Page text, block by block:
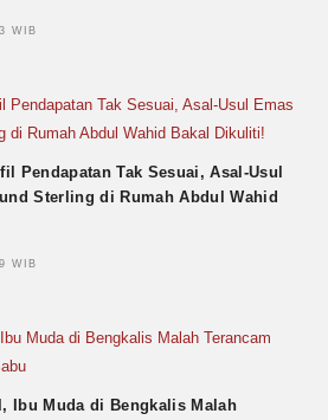
WIB
Pendapatan Tak Sesuai, Asal-Usul
Sterling di Rumah Abdul Wahid
WIB
Ibu Muda di Bengkalis Malah